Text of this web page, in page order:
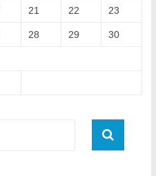
21 22 23
28 29 30